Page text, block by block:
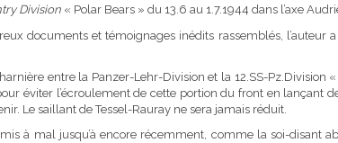
Division« Polar Bears » du 13.6 au 1.7.1944 dans l’axe
documents et témoignages inédits rassemblés,
entre la Panzer-Lehr-Division et la 12.SS-
éviter l’écroulement de cette portion du front en lançant
Le saillant de Tessel-Rauray ne sera jamais réduit.
à mal jusqu’à encore récemment, comme la soi-disant